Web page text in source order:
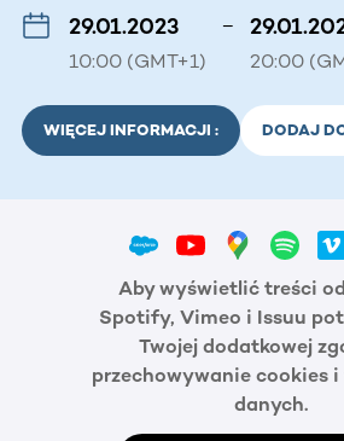
29.01.2023
10:00 (GMT+1)
–
20:00
WIĘCEJ INFORMACJI : DODAJ
Aby wyświetlić treści
Spotify, Vimeo i Issuu
Twojej dodatkowej
przechowywanie cookies
danych.